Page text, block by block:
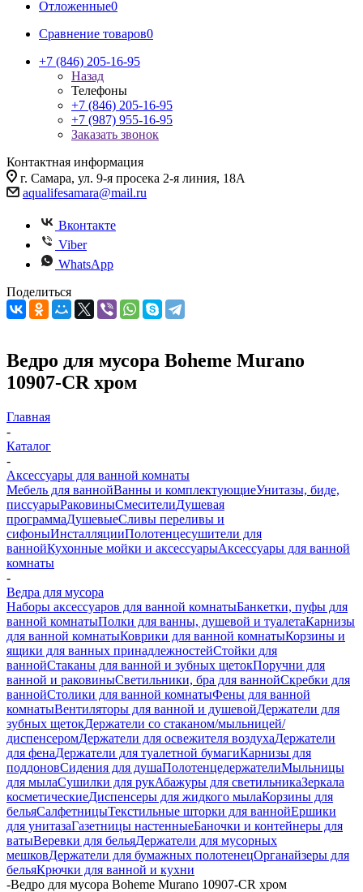
Отложенные0
Сравнение товаров0
+7 (846) 205-16-95
Назад
Телефоны
+7 (846) 205-16-95
+7 (987) 955-16-95
Заказать звонок
Контактная информация
г. Самара, ул. 9-я просека 2-я линия, 18А
aqualifesamara@mail.ru
Вконтакте
Viber
WhatsApp
Поделиться
Ведро для мусора Boheme Murano
10907-CR хром
Главная
-
Каталог
-
Аксессуары для ванной комнаты
Мебель для ваннойВанны и комплектующиеУнитазы, биде,
писсуарыРаковиныСмесителиДушевая
программаДушевыеСливы переливы и
сифоныИнсталляцииПолотенцесушители для
ваннойКухонные мойки и аксессуарыАксессуары для ванной
комнаты
-
Ведра для мусора
Наборы аксессуаров для ванной комнатыБанкетки, пуфы для
ванной комнатыПолки для ванны, душевой и туалетаКарнизы
для ванной комнатыКоврики для ванной комнатыКорзины и
ящики для ванных принадлежностейСтойки для
ваннойСтаканы для ванной и зубных щетокПоручни для
ванной и раковиныСветильники, бра для ваннойСкребки для
ваннойСтолики для ванной комнатыФены для ванной
комнатыВентиляторы для ванной и душевойДержатели для
зубных щетокДержатели со стаканом/мыльницей/
диспенсеромДержатели для освежителя воздухаДержатели
для фенаДержатели для туалетной бумагиКарнизы для
поддоновСидения для душаПолотенцедержателиМыльницы
для мылаСушилки для рукАбажуры для светильникаЗеркала
косметическиеДиспенсеры для жидкого мылаКорзины для
бельяСалфетницыТекстильные шторки для ваннойЕршики
для унитазаГазетницы настенныеБаночки и контейнеры для
ватыВеревки для бельяДержатели для мусорных
мешковДержатели для бумажных полотенецОрганайзеры для
бельяКрючки для ванной и кухни
-Ведро для мусора Boheme Murano 10907-CR хром